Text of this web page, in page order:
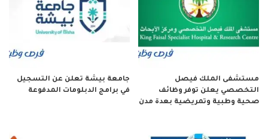
مستشفى الملك فيصل
التخصصي يعلن توفر وظائف
صحية وطبية وتمريضية بعدة مدن
جامعة بيشة تعلن عن التسجيل
في برامج الدبلومات المدفوعة